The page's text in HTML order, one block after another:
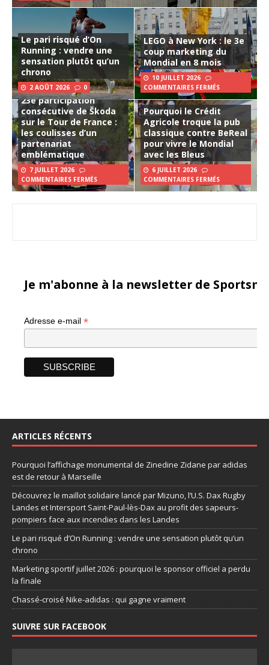
Le pari risqué d’On
Running : vendre une
sensation plutôt qu’un
chrono
2 AOÛT 2026 0
LEGO à New York : le 3e
coup marketing du
Mondial en 8 mois
10 JUILLET 2026
COMMENTAIRES FERMÉS
23e participation
consécutive de Škoda
sur le Tour de France :
les coulisses d’un
partenariat
emblématique
7 JUILLET 2026
COMMENTAIRES FERMÉS
Pourquoi le Crédit
Agricole troque la pub
classique contre BeReal
pour vivre le Mondial
avec les Bleus
6 JUILLET 2026
COMMENTAIRES FERMÉS
Je m'abonne à la newsletter de
Adresse e-mail *
ARTICLES RÉCENTS
Pourquoi l’affichage monumental de Zinedine Zidane par adidas
est de retour à Marseille
Découvrez le maillot solidaire lancé par Mizuno, l’U.S. Dax Rugby
Landes et Intersport Saint-Paul-lès-Dax au profit des sapeurs-
pompiers face aux incendies dans les Landes
Le pari risqué d’On Running : vendre une sensation plutôt qu’un
chrono
Marketing sportif juillet 2026 : pourquoi le sponsor officiel a perdu
la finale
Chassé-croisé Nike-adidas : qui gagne vraiment
SUIVRE SUR FACEBOOK